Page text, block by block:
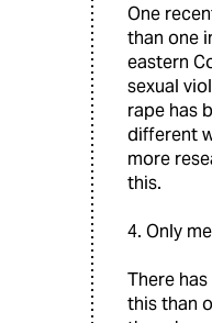
One
than one
eastern
sexual
rape has
different
more
this.
4. Only
There
this than